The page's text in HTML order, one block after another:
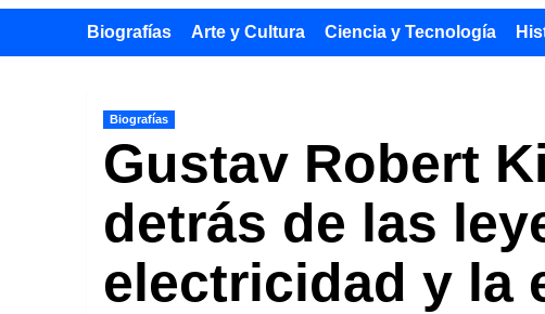
Biografías Arte y Cultura Ciencia y Tecnología
Biografías
Gustav Robert
detrás de las
electricidad y la